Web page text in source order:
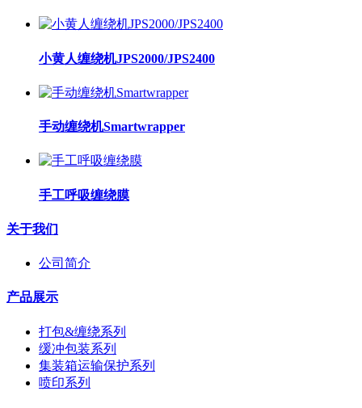
小黄人缠绕机JPS2000/JPS2400
手动缠绕机Smartwrapper
手工呼吸缠绕膜
关于我们
公司简介
产品展示
打包&缠绕系列
缓冲包装系列
集装箱运输保护系列
喷印系列